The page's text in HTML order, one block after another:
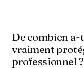
De combien
vraiment
professionnel ?